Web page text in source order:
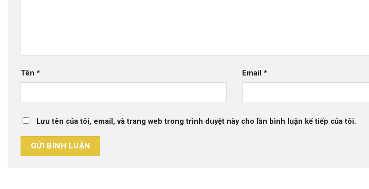
Tên * Email*
Lưu tên của tôi, email, và trang web trong trình duyệt này cho lần bình luận kế tiếp của tôi.